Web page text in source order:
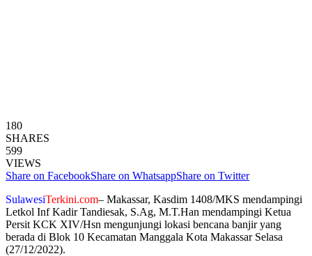
180
SHARES
599
VIEWS
Share on FacebookShare on WhatsappShare on Twitter
SulawesiTerkini.com– Makassar, Kasdim 1408/MKS mendampingi
Letkol Inf Kadir Tandiesak, S.Ag, M.T.Han mendampingi Ketua
Persit KCK XIV/Hsn mengunjungi lokasi bencana banjir yang
berada di Blok 10 Kecamatan Manggala Kota Makassar Selasa
(27/12/2022).